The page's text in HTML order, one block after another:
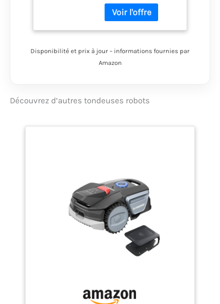
délimitation, utilisant
des limites virtuelles –
Automower Connect.
caméra IA identifie et
autonome – pour une
L'IA Vision et la
navigation par
satellite garantissent
une tonte uniforme,
même en cas de signal
faible ou sous les
arbres – tant que
l'herbe est visible,
robot tondeuse
Disponibilité et prix à jour – informations fournies par
Amazon
Découvrez d’autres tondeuses robots